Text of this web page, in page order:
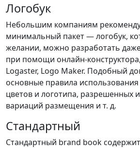
Логобук
Небольшим компаниям
минимальный пакет — логобук,
желании, можно разработать
при помощи онлайн-
Logaster, Logo Maker. Подобный
основные правила
цветов и логотипа, разрешенных
вариаций размещения и т. д.
Стандартный
Стандартный brand book